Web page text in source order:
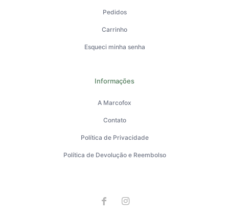
Pedidos
Carrinho
Esqueci minha senha
Informações
A Marcofox
Contato
Política de Privacidade
Política de Devolução e Reembolso